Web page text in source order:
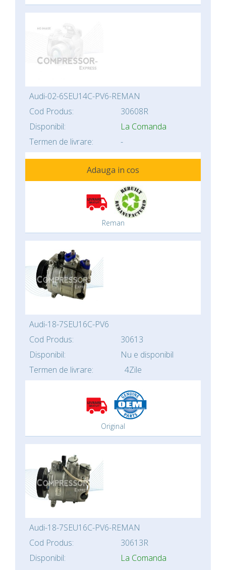
Audi-02-6SEU14C-PV6-REMAN
Cod Produs:
30608R
Disponibil:
La Comanda
Termen de livrare:
-
Adauga in cos
Reman
Audi-18-7SEU16C-PV6
Cod Produs:
30613
Disponibil:
Nu e disponibil
Termen de livrare:
4Zile
Original
Audi-18-7SEU16C-PV6-REMAN
Cod Produs:
30613R
Disponibil:
La Comanda